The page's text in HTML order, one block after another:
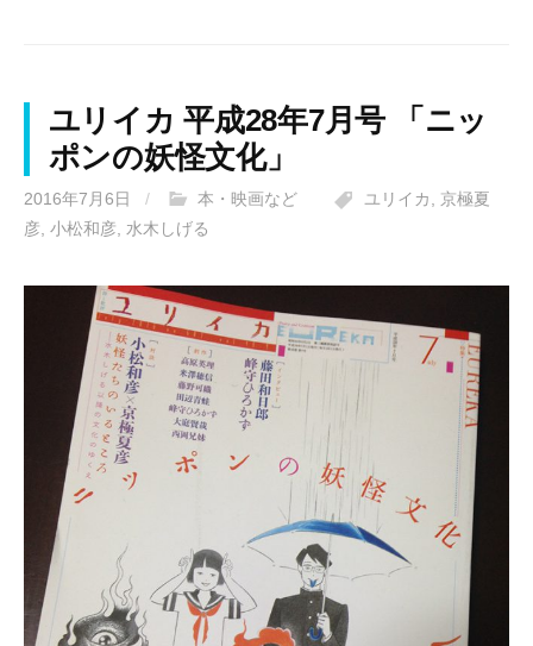
ユリイカ 平成28年7月号 「ニッ
ポンの妖怪文化」
2016年7月6日 / 本・映画など ユリイカ, 京極夏
彦 小松和彦 水木しげる